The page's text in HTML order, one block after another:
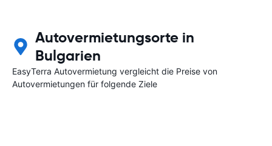
Autovermietungsorte in
Bulgarien
EasyTerra Autovermietung vergleicht die Preise von
Autovermietungen für folgende Ziele